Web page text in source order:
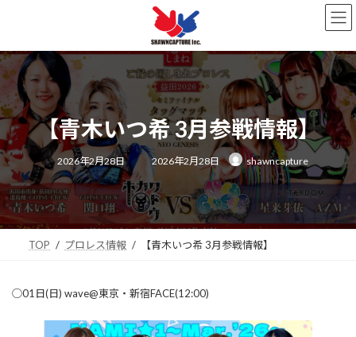
ン
ツ
へ
ス
キ
ッ
プ
ー
シ
ョ
ン
に
移
動
【青木いつ希 3月参戦情報】
2026年2月28日
最
終
新
日
時
:
2026年2月28日 shawncapture
TOP プロレス情報 【青木いつ希 3月参戦情報】
◯01日(日) wave@東京・新宿FACE(12:00)